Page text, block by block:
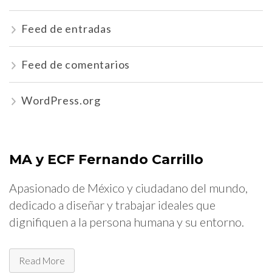
Feed de entradas
Feed de comentarios
WordPress.org
MA y ECF Fernando Carrillo
Apasionado de México y ciudadano del mundo,
dedicado a diseñar y trabajar ideales que
dignifiquen a la persona humana y su entorno.
Read More